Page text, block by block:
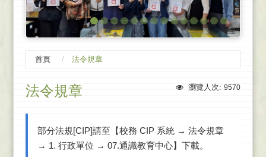
首頁 法令規章
瀏覽人次: 9570
法令規章
部分法規[CIP]請至【校務 CIP 系統 → 法令規章
→ 1. 行政單位 → 07.通識教育中心】下載。